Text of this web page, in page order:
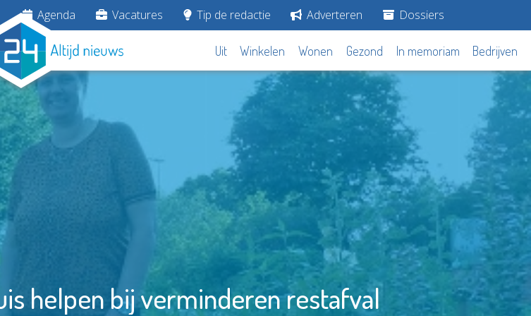
Agenda Vacatures Tip de redactie Adverteren Dossiers
Uit Winkelen Wonen Gezond In memoriam Bedrijven
helpen bij verminderen restafval